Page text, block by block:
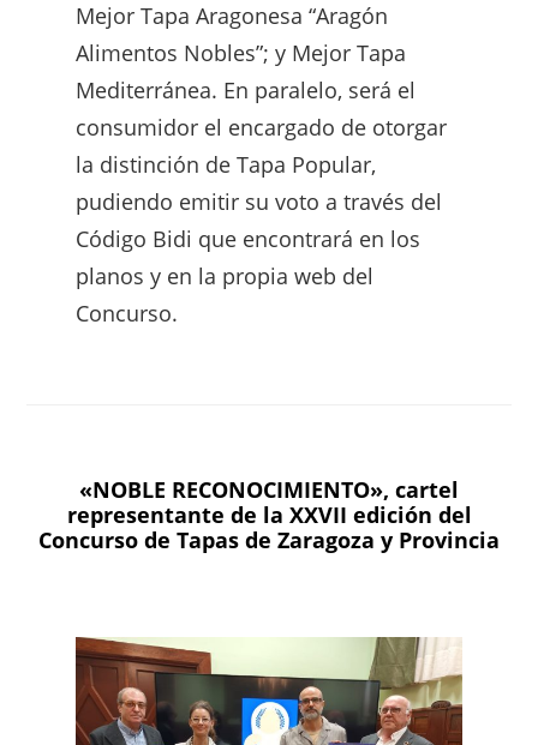
Mejor Tapa Aragonesa “Aragón
Alimentos Nobles”; y Mejor Tapa
Mediterránea. En paralelo, será el
consumidor el encargado de otorgar
la distinción de Tapa Popular,
pudiendo emitir su voto a través del
Código Bidi que encontrará en los
planos y en la propia web del
Concurso.
«NOBLE RECONOCIMIENTO», cartel
representante de la XXVII edición del
Concurso de Tapas de Zaragoza y Provincia